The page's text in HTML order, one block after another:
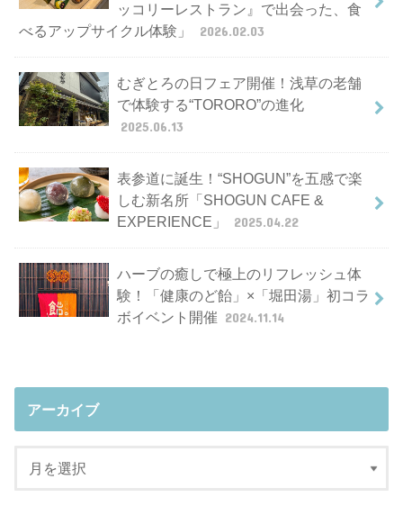
ッコリーレストラン』で出会った、食
べるアップサイクル体験」
2026.02.03
むぎとろの日フェア開催！浅草の老舗
で体験する“TORORO”の進化
2025.06.13
表参道に誕生！“SHOGUN”を五感で楽
しむ新名所「SHOGUN CAFE &
EXPERIENCE」
2025.04.22
ハーブの癒しで極上のリフレッシュ体
験！「健康のど飴」×「堀田湯」初コラ
ボイベント開催 2024.11.14
アーカイブ